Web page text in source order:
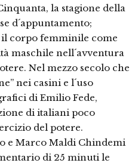
la stagione della
d´appuntamento;
il corpo femminile come
maschile nell´avventura
Nel mezzo secolo che
nei casini e l´uso
di Emilio Fede,
di italiani poco
del potere.
e Marco Maldi Chindemi
di 25 minuti le